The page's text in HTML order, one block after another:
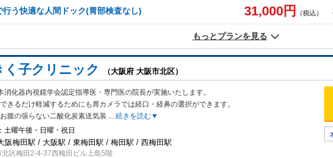
行う快適な人間ドック(胃部検査なし) 31,000円 （税込）
もっとプランを見る
く子クリニック （大阪府 大阪市北区）
消化器内視鏡学会認定指導医・専門医の院長が実施いたします。
きるだけ軽減するためにも胃カメラでは経口・経鼻の選択ができます。
腹の張らない二酸化炭素送気装 ... 続きを読む▼
土曜午後・日曜・祝日
阪梅田駅 / 大阪駅 / 東梅田駅 / 梅田駅 / 西梅田駅
北区梅田2-4-37西梅田ビル上島5階